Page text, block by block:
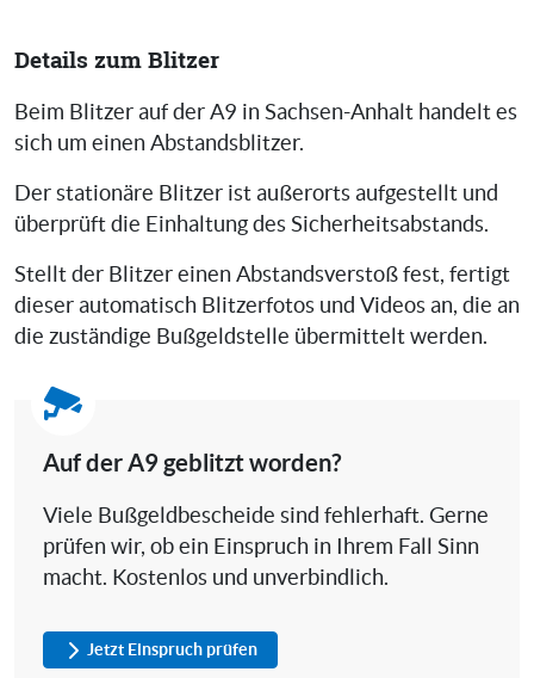
Details zum Blitzer
Beim Blitzer auf der A9 in Sachsen-Anhalt handelt es
sich um einen Abstandsblitzer.
Der stationäre Blitzer ist außerorts aufgestellt und
überprüft die Einhaltung des Sicherheitsabstands.
Stellt der Blitzer einen Abstandsverstoß fest, fertigt
dieser automatisch Blitzerfotos und Videos an, die an
die zuständige Bußgeldstelle übermittelt werden.
Auf der A9 geblitzt worden?
Viele Bußgeldbescheide sind fehlerhaft. Gerne
prüfen wir, ob ein Einspruch in Ihrem Fall Sinn
macht. Kostenlos und unverbindlich.
Jetzt Einspruch prüfen